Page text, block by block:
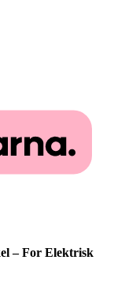
– For Elektrisk